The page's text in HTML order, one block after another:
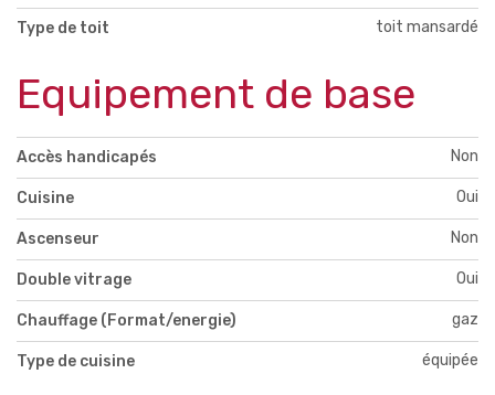
Type de toit toit mansardé
Equipement de base
Accès handicapés Non
Cuisine Oui
Ascenseur Non
Double vitrage Oui
Chauffage (Format/energie) gaz
Type de cuisine équipée